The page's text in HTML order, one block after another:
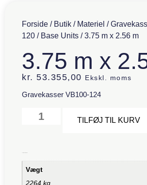
Forside / Butik / Materiel /
120 / Base Units / 3.75 m x 2.56 m
3.75 m x
kr. 53.355,00 Ekskl. moms
Gravekasser VB100-124
TILFØJ TIL KURV
Vægt
2264 kg